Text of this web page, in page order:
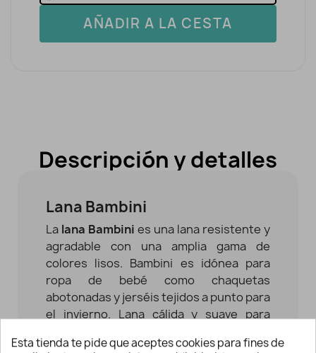
AÑADIR A LA CESTA
Descripción y detalles
Lana Bambini
La lana Bambini es una lana resistente y
agradable con una amplia gama de
colores lisos. Bambini es idónea para
ropa de bebé como chaquetas
abotonadas y jerséis tejidos a punto para
el invierno. Lana cálida y suave para
recién nacido.
Esta tienda te pide que aceptes cookies para fines de